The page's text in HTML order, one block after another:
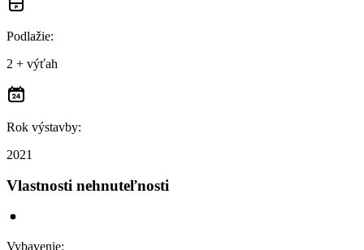
Podlažie:
2 + výťah
Rok výstavby:
2021
Vlastnosti nehnuteľnosti
Vybavenie: